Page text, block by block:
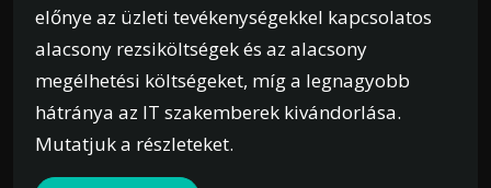
előnye az üzleti tevékenységekkel kapcsolatos
alacsony rezsiköltségek és az alacsony
megélhetési költségeket, míg a legnagyobb
hátránya az IT szakemberek kivándorlása.
Mutatjuk a részleteket.